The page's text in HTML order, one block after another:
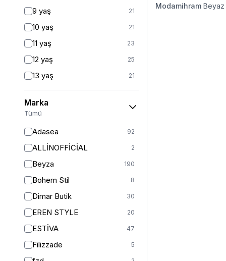
Kargo
9 yaş 21
10 yaş 21
11 yaş 23
12 yaş 25
13 yaş 21
14 yaş 24
2 (44-46-48) 6
Marka
Tümü
Adasea 92
ALLİNOFFİCİAL 2
Beyza 190
Bohem Stil 8
Dimar Butik 30
EREN STYLE 20
ESTİVA 47
Filizzade 5
Modamihram